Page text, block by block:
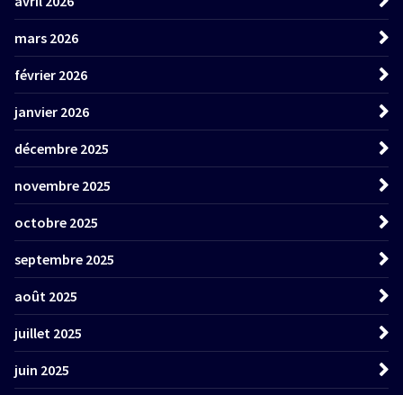
mars 2026
février 2026
janvier 2026
décembre 2025
novembre 2025
octobre 2025
septembre 2025
août 2025
juillet 2025
juin 2025